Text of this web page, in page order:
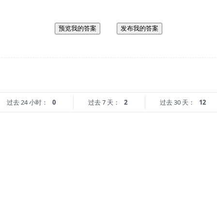
预览我的答案 发布我的答案
过去 24 小时： 0 过去 7 天： 2 过去 30 天： 12